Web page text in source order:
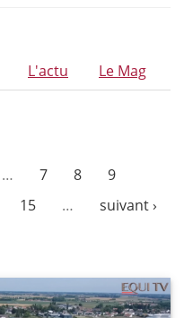
L'actu Le Mag
… 7 8
9
15 …
suivant ›